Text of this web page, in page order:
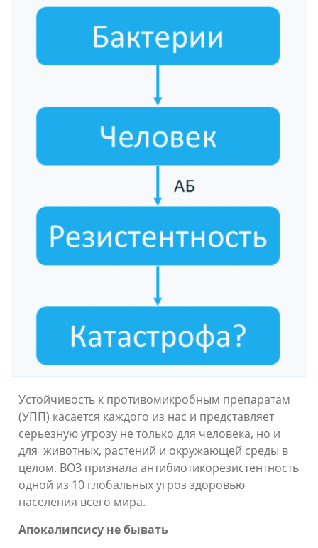
Устойчивость к противомикробным препаратам
(УПП) касается каждого из нас и представляет
серьезную угрозу не только для человека, но и
для  животных, растений и окружающей среды в
целом. ВОЗ признала антибиотикорезистентность
одной из 10 глобальных угроз здоровью
населения всего мира.
Апокалипсису не бывать